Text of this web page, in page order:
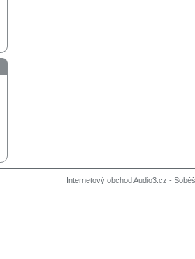
Internetový obchod Audio3.cz -